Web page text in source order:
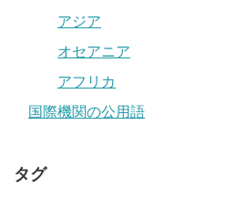
アジア
オセアニア
アフリカ
国際機関の公用語
タグ